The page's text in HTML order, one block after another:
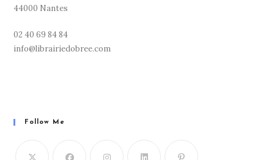
44000 Nantes
02 40 69 84 84
info@librairiedobree.com
Follow Me